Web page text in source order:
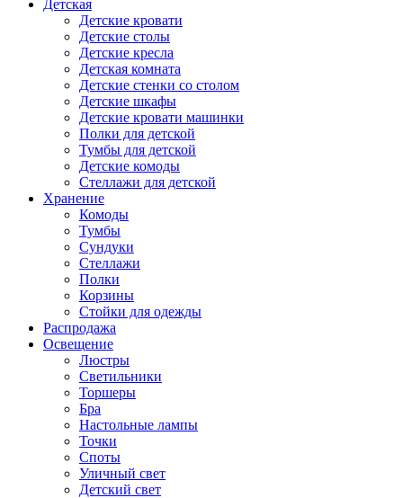
Детская
Детские кровати
Детские столы
Детские кресла
Детская комната
Детские стенки со столом
Детские шкафы
Детские кровати машинки
Полки для детской
Тумбы для детской
Детские комоды
Стеллажи для детской
Хранение
Комоды
Тумбы
Сундуки
Стеллажи
Полки
Корзины
Стойки для одежды
Распродажа
Освещение
Люстры
Светильники
Торшеры
Бра
Настольные лампы
Точки
Споты
Уличный свет
Детский свет